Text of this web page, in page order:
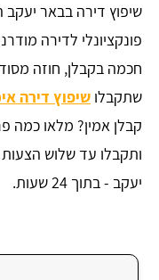
שיפוץ דירה בבאר יעקב
פונקציונלי לדירה
חכמה בקבלן, חוזה
שתקבלו שיפוץ דירה
קבלן אמין? מלאו כמה
ותקבלו עד שלוש הצעות
יעקב - בתוך 24 שעות.